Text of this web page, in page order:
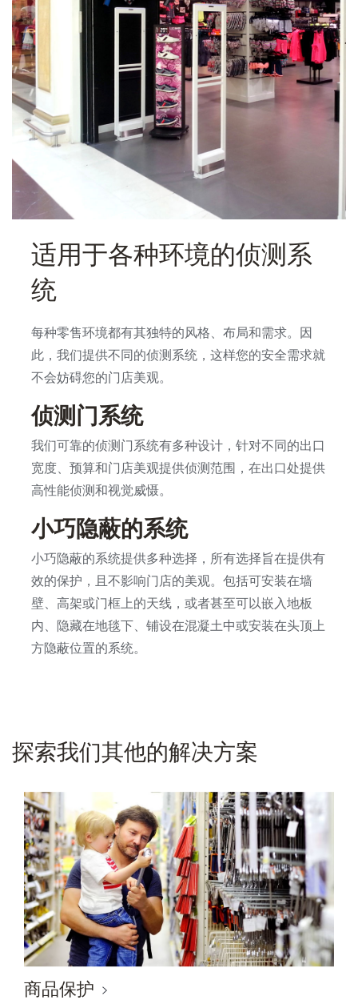
适用于各种环境的侦测系
统
每种零售环境都有其独特的风格、布局和需求。因
此，我们提供不同的侦测系统，这样您的安全需求就
不会妨碍您的门店美观。
侦测门系统
我们可靠的侦测门系统有多种设计，针对不同的出口
宽度、预算和门店美观提供侦测范围，在出口处提供
高性能侦测和视觉威慑。
小巧隐蔽的系统
小巧隐蔽的系统提供多种选择，所有选择旨在提供有
效的保护，且不影响门店的美观。包括可安装在墙
壁、高架或门框上的天线，或者甚至可以嵌入地板
内、隐藏在地毯下、铺设在混凝土中或安装在头顶上
方隐蔽位置的系统。
探索我们其他的解决方案
商品保护